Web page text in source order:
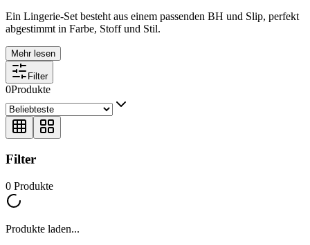
Ein Lingerie-Set besteht aus einem passenden BH und Slip, perfekt
abgestimmt in Farbe, Stoff und Stil.
Mehr lesen
Filter
0Produkte
Filter
0 Produkte
Produkte laden...